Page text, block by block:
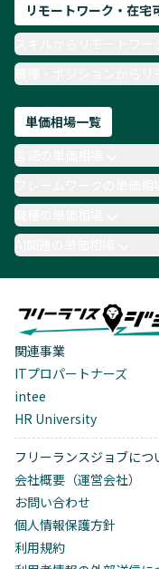
リモートワーク・在宅
職種・ポジションからリ
単価相場一覧
職種の単価相場
AI関連の単価相場
関連事業
ITプロパートナーズ
intee
HR University
フリーランスジョブにつ
会社概要（運営会社）
お問い合わせ
個人情報保護方針
利用規約